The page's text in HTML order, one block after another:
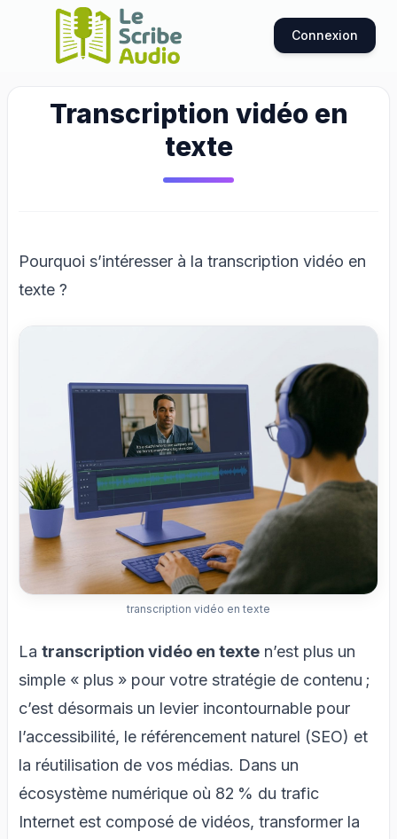
Connexion
Transcription vidéo en
texte
Pourquoi s’intéresser à la transcription vidéo en
texte ?
transcription vidéo en texte
La transcription vidéo en texte n’est plus un
simple « plus » pour votre stratégie de contenu ;
c’est désormais un levier incontournable pour
l’accessibilité, le référencement naturel (SEO) et
la réutilisation de vos médias. Dans un
écosystème numérique où 82 % du trafic
Internet est composé de vidéos, transformer la